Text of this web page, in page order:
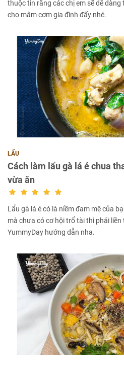
thuộc tin rằng các chị em sẽ dễ
cho mâm cơm gia đình đấy nhé.
LẨU
Cách làm lẩu gà lá é chua
vừa ăn
Lẩu gà lá é có là niềm đam mê của
mà chưa có cơ hội trổ tài thì phải
YummyDay hướng dẫn nha.